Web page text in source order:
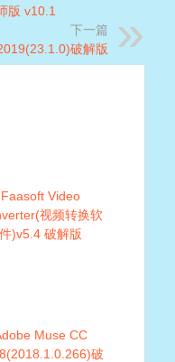
版 v10.1
下一篇
破解版
Faasoft Video
视频转换软
件)v5.4 破解版
Muse CC
破